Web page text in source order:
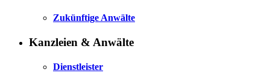
Zukünftige Anwälte
Kanzleien & Anwälte
Dienstleister